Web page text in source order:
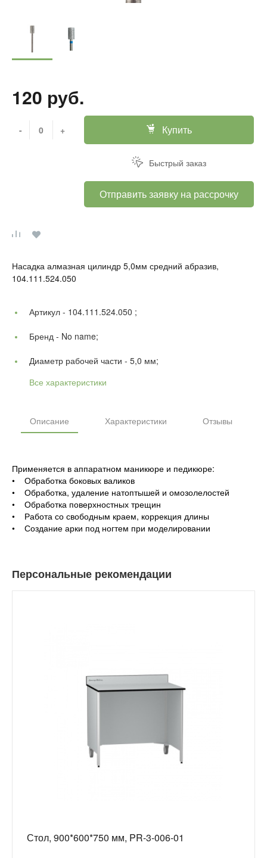
120 руб.
- + Купить
Быстрый заказ
Отправить заявку на рассрочку
Насадка алмазная цилиндр 5,0мм средний абразив,
104.111.524.050
Артикул - 104.111.524.050 ;
Бренд - No name;
Диаметр рабочей части - 5,0 мм;
Все характеристики
Описание Характеристики Отзывы
Применяется в аппаратном маникюре и педикюре:
• Обработка боковых валиков
• Обработка, удаление натоптышей и омозолелостей
• Обработка поверхностных трещин
• Работа со свободным краем, коррекция длины
• Создание арки под ногтем при моделировании
Персональные рекомендации
Стол, 900*600*750 мм, PR-3-006-01